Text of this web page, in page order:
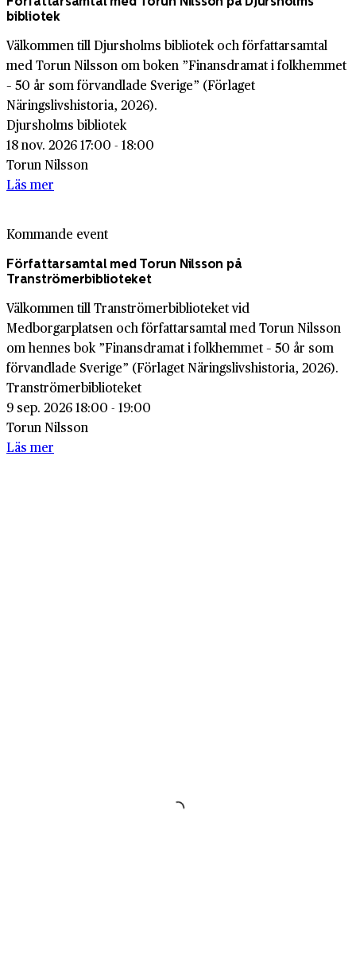
bibliotek
Välkommen till Djursholms bibliotek och författarsamtal
med Torun Nilsson om boken ”Finansdramat i folkhemmet
– 50 år som förvandlade Sverige” (Förlaget
Näringslivshistoria, 2026).
Djursholms bibliotek
18 nov. 2026 17:00 - 18:00
Torun Nilsson
Läs mer
Kommande event
Författarsamtal med Torun Nilsson på
Tranströmerbiblioteket
Välkommen till Tranströmerbiblioteket vid
Medborgarplatsen och författarsamtal med Torun Nilsson
om hennes bok ”Finansdramat i folkhemmet – 50 år som
förvandlade Sverige” (Förlaget Näringslivshistoria, 2026).
Tranströmerbiblioteket
9 sep. 2026 18:00 - 19:00
Torun Nilsson
Läs mer